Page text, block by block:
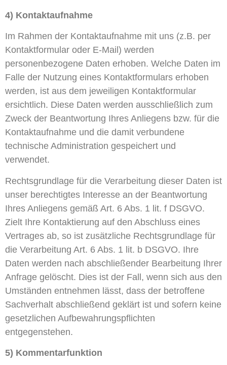
4) Kontaktaufnahme
Im Rahmen der Kontaktaufnahme mit uns (z.B. per
Kontaktformular oder E-Mail) werden
personenbezogene Daten erhoben. Welche Daten im
Falle der Nutzung eines Kontaktformulars erhoben
werden, ist aus dem jeweiligen Kontaktformular
ersichtlich. Diese Daten werden ausschließlich zum
Zweck der Beantwortung Ihres Anliegens bzw. für die
Kontaktaufnahme und die damit verbundene
technische Administration gespeichert und
verwendet.
Rechtsgrundlage für die Verarbeitung dieser Daten ist
unser berechtigtes Interesse an der Beantwortung
Ihres Anliegens gemäß Art. 6 Abs. 1 lit. f DSGVO.
Zielt Ihre Kontaktierung auf den Abschluss eines
Vertrages ab, so ist zusätzliche Rechtsgrundlage für
die Verarbeitung Art. 6 Abs. 1 lit. b DSGVO. Ihre
Daten werden nach abschließender Bearbeitung Ihrer
Anfrage gelöscht. Dies ist der Fall, wenn sich aus den
Umständen entnehmen lässt, dass der betroffene
Sachverhalt abschließend geklärt ist und sofern keine
gesetzlichen Aufbewahrungspflichten
entgegenstehen.
5) Kommentarfunktion